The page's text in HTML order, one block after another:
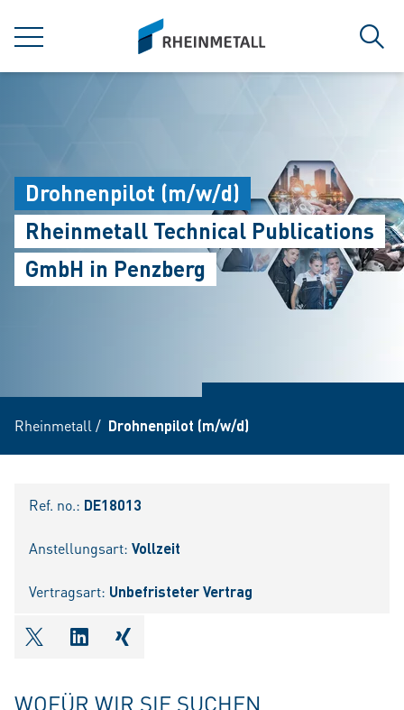
MENU
siteLogo
Drohnenpilot (m/w/d)
Rheinmetall Technical Publications
GmbH in Penzberg
Rheinmetall / Drohnenpilot (m/w/d)
Ref. no.: DE18013
Anstellungsart: Vollzeit
Vertragsart: Unbefristeter Vertrag
shareOntwitter
shareOnlinkedIn
shareOnxing
WOFÜR WIR SIE SUCHEN